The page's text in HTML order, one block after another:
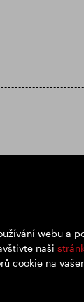
webu a
naši
cookie na